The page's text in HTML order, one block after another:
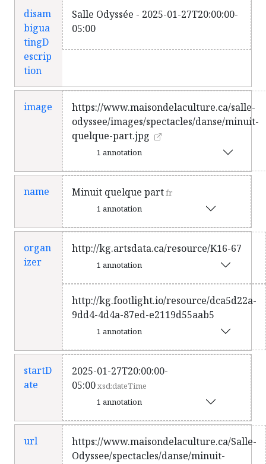
s’effritent pour révéler nos vérités.
Distillant le pouvoir rassembleur de
la danse, Minuit quelque part est un
une mise en scène de La Résistance -
Lydia Bouchard et Merryn
Kritzinger, les interprètes naviguent
à travers huit tableaux imaginés par
des chorégraphes québécois de
pour que le plaisir de bouger
déborde de la scène : l’inimitable
Marie Chouinard côtoie l’intime
l'athlétisme poignant de Kristen
Céré, la physicalité enivrante
d’Ismaël Mouaraki, la sensualité de
pétillance explosive de Charles-
Alexis Desgagnés. Dans un savant
équilibre entre danse
contemporaine et culture pop, le
façons de vivre la nuit, partant à la
rencontre de l’art, de la finesse, et de
l’éblouissant. La montée atteint son
apogée dans un vocabulaire
puissant que fascinant. Battant au
disam
bigua
tingD
escrip
tion
Salle Odyssée - 2025-01-27T20:00:00-
05:00
image
https://www.maisondelaculture.ca/salle-
odyssee/images/spectacles/danse/minuit-
quelque-part.jpg
1 annotation
name Minuit quelque partfr
1 annotation
organ
izer
http://kg.artsdata.ca/resource/K16-67
1 annotation
http://kg.footlight.io/resource/dca5d22a-
9dd4-4d4a-87ed-e2119d55aab5
1 annotation
startD
ate
2025-01-27T20:00:00-
05:00xsd:dateTime
1 annotation
url
https://www.maisondelaculture.ca/Salle-
Odyssee/spectacles/danse/minuit-